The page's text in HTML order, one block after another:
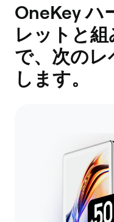
OneKey ハ
レットと
で、次の
します。